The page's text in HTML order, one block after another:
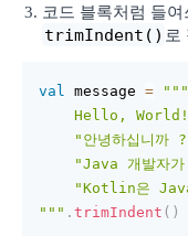
코드 블록처럼 들
trimIndent() 로
val message =
"""
    Hello, World!
"안녕하십니까
"Java 개발자가
"Kotlin은 Java
""" . trimIndent ( )